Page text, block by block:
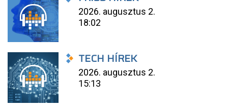
2026. augusztus 2.
18:02
TECH HÍREK
2026. augusztus 2.
15:13